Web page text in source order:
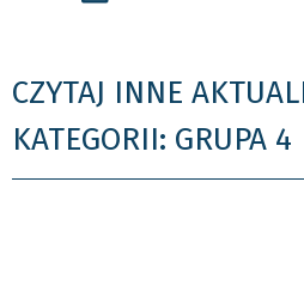
CZYTAJ INNE
KATEGORII: GRUPA 4